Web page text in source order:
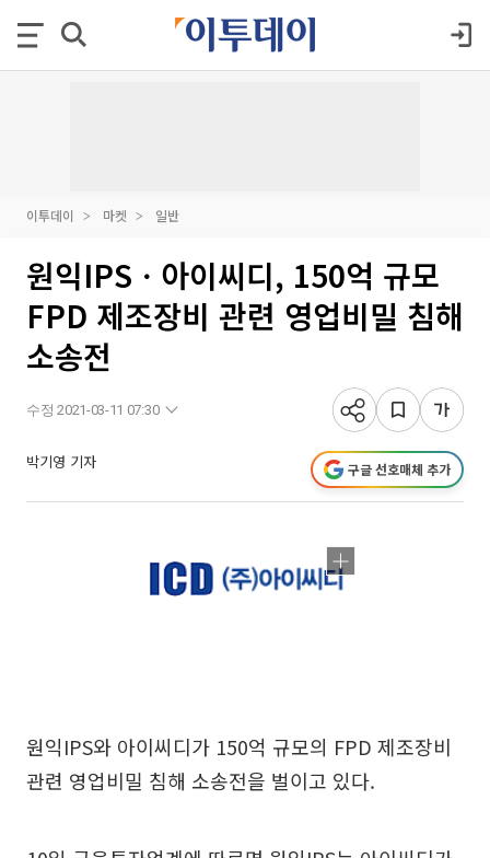
이투데이 마켓 일반
원익IPSㆍ아이씨디, 150억 규모
FPD 제조장비 관련 영업비밀 침해
소송전
수정 2021-03-11 07:30
박기영 기자 구글 선호매체 추가
원익IPS와 아이씨디가 150억 규모의 FPD 제조장비
관련 영업비밀 침해 소송전을 벌이고 있다.